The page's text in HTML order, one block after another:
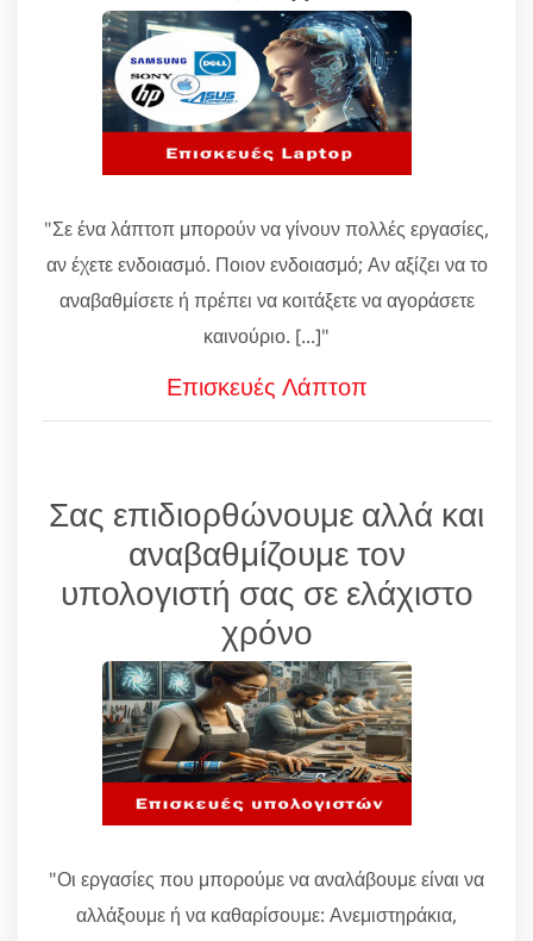
"Σε ένα λάπτοπ μπορούν να γίνουν πολλές εργασίες,
αν έχετε ενδοιασμό. Ποιον ενδοιασμό; Αν αξίζει να το
αναβαθμίσετε ή πρέπει να κοιτάξετε να αγοράσετε
καινούριο. [...]"
Επισκευές Λάπτοπ
Σας επιδιορθώνουμε αλλά και
αναβαθμίζουμε τον
υπολογιστή σας σε ελάχιστο
χρόνο
"Οι εργασίες που μπορούμε να αναλάβουμε είναι να
αλλάξουμε ή να καθαρίσουμε: Ανεμιστηράκια,